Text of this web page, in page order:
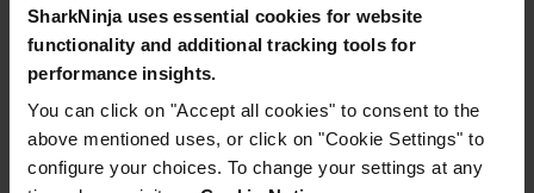
SharkNinja uses essential cookies for website
functionality and additional tracking tools for
performance insights.
You can click on "Accept all cookies" to consent to the
above mentioned uses, or click on "Cookie Settings" to
configure your choices. To change your settings at any
1 cuillère à soupe
huile